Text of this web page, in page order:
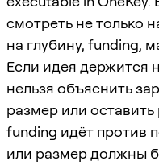
смотреть не только
на глубину, funding,
Если идея держится
нельзя объяснить
размер или
funding идёт против
или размер должны